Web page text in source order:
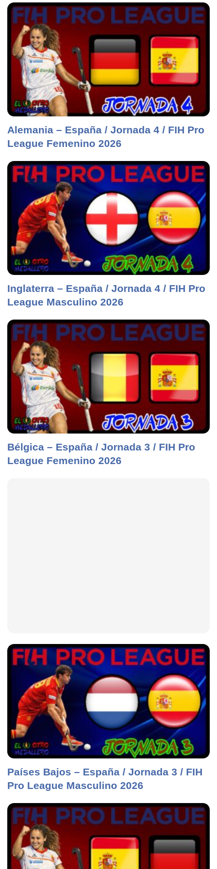
Alemania – España / Jornada 4 / FIH Pro
League Femenino 2026
Inglaterra – España / Jornada 4 / FIH Pro
League Masculino 2026
Bélgica – España / Jornada 3 / FIH Pro
League Femenino 2026
Países Bajos – España / Jornada 3 / FIH
Pro League Masculino 2026